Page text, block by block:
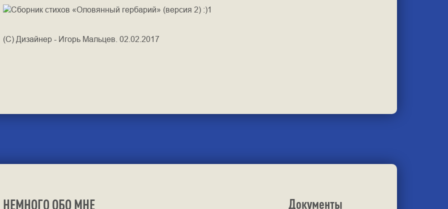
(C) Дизайнер - Игорь Мальцев. 02.02.2017
НЕМНОГО ОБО МНЕ Документы